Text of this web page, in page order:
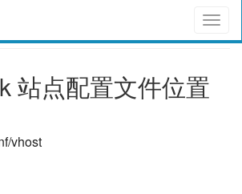
站点配置文件位置
vhost